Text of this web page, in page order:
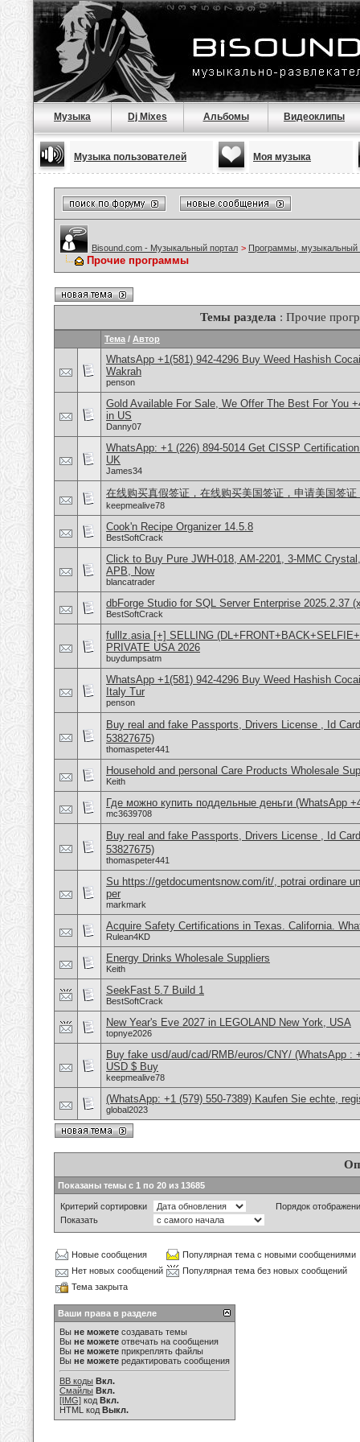
Музыка Dj Mixes Альбомы Видеоклипы
Музыка пользователей Моя музыка
Bisound.com - Музыкальный портал > Программы, музыкальный
Прочие программы
Темы раздела : Прочие
Тема / Автор
WhatsApp +1(581) 942-4296 Buy Weed Hashish
Wakrah
penson
Gold Available For Sale, We Offer The Best For You
in US
Danny07
WhatsApp: +1 (226) 894-5014​ Get CISSP
UK
James34
在线购买真假签证，在线购买美国签证，申请美国签
keepmealive78
Cook'n Recipe Organizer 14.5.8
BestSoftCrack
Click to Buy Pure JWH-018, AM-2201, 3-MMC
APB, Now
blancatrader
dbForge Studio for SQL Server Enterprise 2025.2.37
BestSoftCrack
fulllz.asia [+] SELLING
PRIVATE USA 2026
buydumpsatm
WhatsApp +1(581) 942-4296 Buy Weed Hashish
Italy Tur
penson
Buy real and fake Passports, Drivers License , Id
53827675)
thomaspeter441
Household and personal Care Products Wholesale
Keith
Где можно купить поддельные деньги (WhatsApp
mc3639708
Buy real and fake Passports, Drivers License , Id
53827675)
thomaspeter441
Su https://getdocumentsnow.com/it/, potrai ordinare
per
markmark
Acquire Safety Certifications in Texas. California.
Rulean4KD
Energy Drinks Wholesale Suppliers
Keith
SeekFast 5.7 Build 1
BestSoftCrack
New Year's Eve 2027 in LEGOLAND New York, USA
topnye2026
Buy fake usd/aud/cad/RMB/euros/CNY/ (WhatsApp :
USD $ Buy
keepmealive78
(WhatsApp: +1 (579) 550-7389) Kaufen Sie echte,
global2023
Показаны темы с 1 по 20 из 13685
Критерий сортировки
Порядок
Показать
Новые сообщения
Популярная тема с новыми сообщениями
Нет новых сообщений
Популярная тема без новых сообщений
Тема закрыта
Ваши права в разделе
Вы не можете создавать темы
Вы не можете отвечать на сообщения
Вы не можете прикреплять файлы
Вы не можете редактировать сообщения
BB коды Вкл.
Смайлы Вкл.
[IMG] код Вкл.
HTML код Выкл.